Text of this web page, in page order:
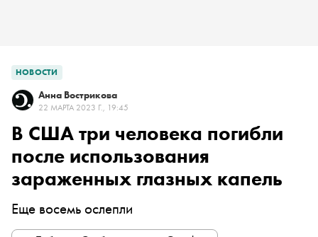
НОВОСТИ
Анна Вострикова
22 МАРТА 2023 Г., 19:45
В США три человека погибли
после использования
зараженных глазных капель
Еще восемь ослепли